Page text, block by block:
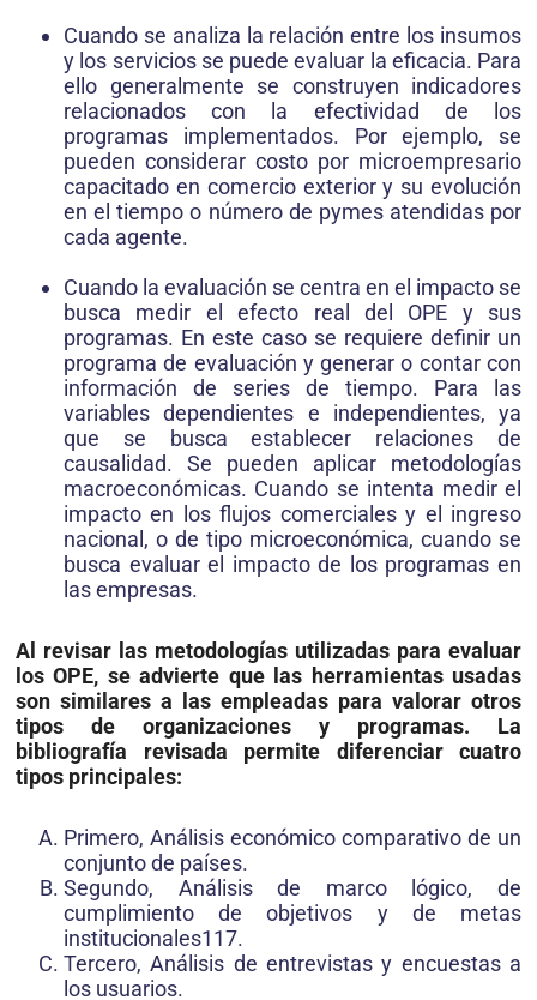
Cuando se analiza la relación entre los insumos
y los servicios se puede evaluar la eficacia. Para
ello generalmente se construyen indicadores
relacionados con la efectividad de los
programas implementados. Por ejemplo, se
pueden considerar costo por microempresario
capacitado en comercio exterior y su evolución
en el tiempo o número de pymes atendidas por
cada agente.
Cuando la evaluación se centra en el impacto se
busca medir el efecto real del OPE y sus
programas. En este caso se requiere definir un
programa de evaluación y generar o contar con
información de series de tiempo. Para las
variables dependientes e independientes, ya
que se busca establecer relaciones de
causalidad. Se pueden aplicar metodologías
macroeconómicas. Cuando se intenta medir el
impacto en los flujos comerciales y el ingreso
nacional, o de tipo microeconómica, cuando se
busca evaluar el impacto de los programas en
las empresas.
Al revisar las metodologías utilizadas para evaluar
los OPE, se advierte que las herramientas usadas
son similares a las empleadas para valorar otros
tipos de organizaciones y programas. La
bibliografía revisada permite diferenciar cuatro
tipos principales:
Primero, Análisis económico comparativo de un
conjunto de países.
Segundo, Análisis de marco lógico, de
cumplimiento de objetivos y de metas
institucionales117.
Tercero, Análisis de entrevistas y encuestas a
los usuarios.